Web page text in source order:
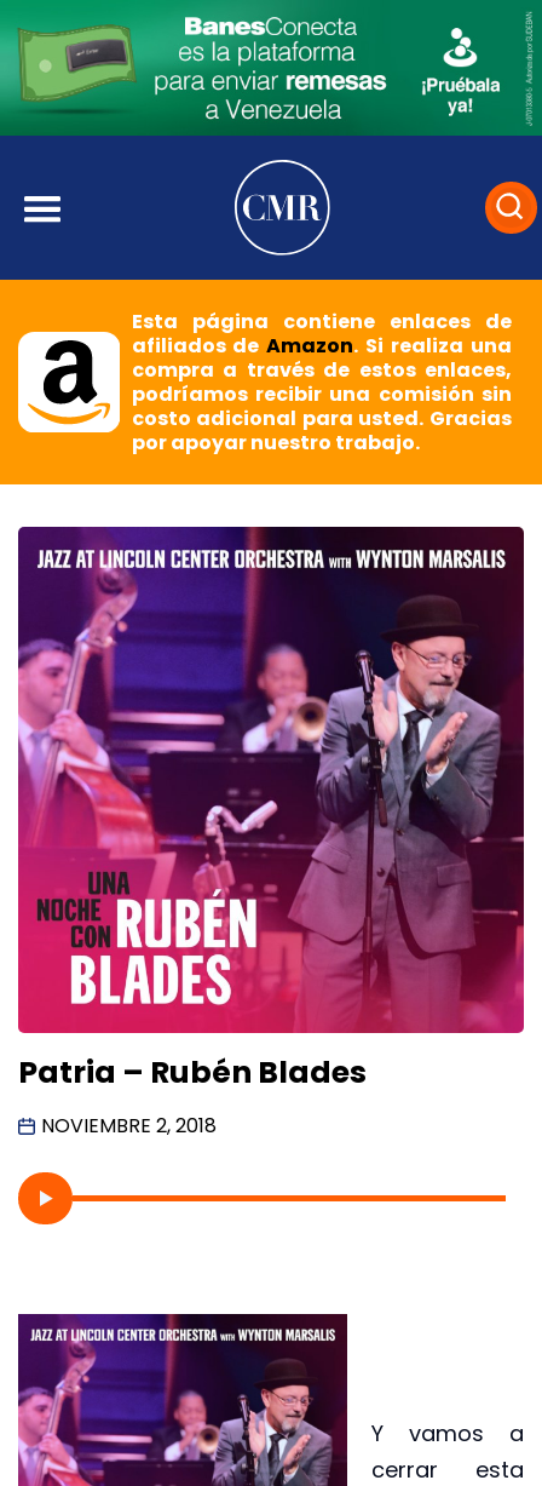
Esta página contiene enlaces de
afiliados deAmazon. Si realiza una
compra a través de estos enlaces,
podríamos recibir una comisión sin
costo adicional para usted. Gracias
por apoyar nuestro trabajo.
Patria – Rubén Blades
NOVIEMBRE 2, 2018
Y vamos a
cerrar esta